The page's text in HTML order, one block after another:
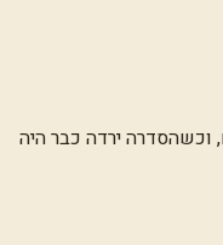
וכשהסדרה ירדה כבר היה